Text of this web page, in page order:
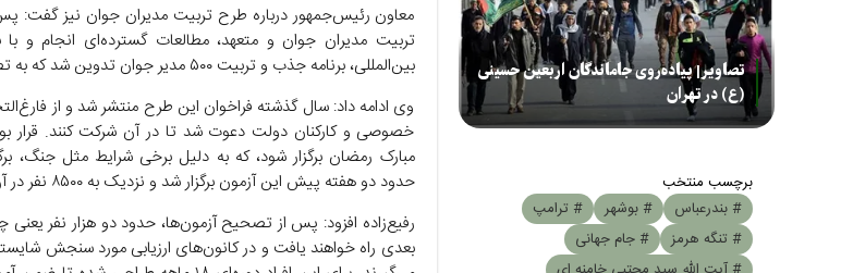
معاون رئیس‌جمهور درباره طرح تربیت مدیران جوان نیز گفت:
تربیت مدیران جوان و متعهد، مطالعات گسترده‌ای انجام و با
بین‌المللی، برنامه جذب و تربیت ۵۰۰ مدیر جوان تدوین شد که به تصویب شورای عالی اداری رسید.
وی ادامه داد: سال گذشته فراخوان این طرح منتشر شد و از
خصوصی و کارکنان دولت دعوت شد تا در آن شرکت کنند. قرار
مبارک رمضان برگزار شود، که به دلیل برخی شرایط مثل جنگ،
حدود دو هفته پیش این آزمون برگزار شد و نزدیک به ۸۵۰۰ نفر در آن شرکت کردند.
رفیع‌زاده افزود: پس از تصحیح آزمون‌ها، حدود دو هزار نفر یعنی
بعدی راه خواهند یافت و در کانون‌های ارزیابی مورد سنجش
تصاویر| پیاده‌روی جاماندگان اربعین حسینی
(ع) در تهران
برچسب منتخب
# بندرعباس
# بوشهر
# ترامپ
# تنگه هرمز
# جام جهانی